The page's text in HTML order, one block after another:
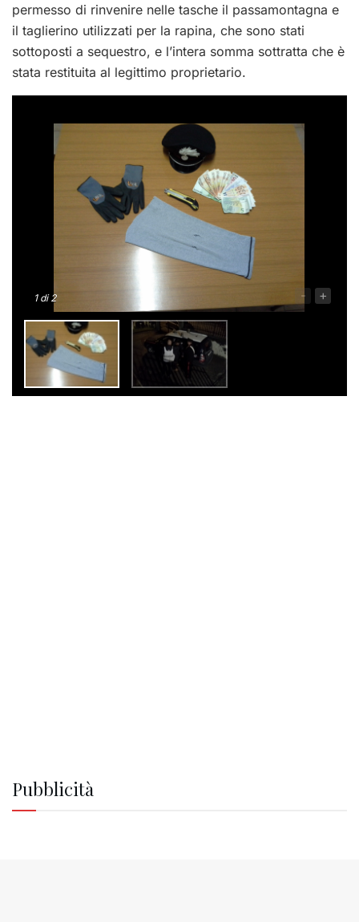
permesso di rinvenire nelle tasche il passamontagna e
il taglierino utilizzati per la rapina, che sono stati
sottoposti a sequestro, e l’intera somma sottratta che è
stata restituita al legittimo proprietario.
1di 2 - +
Pubblicità